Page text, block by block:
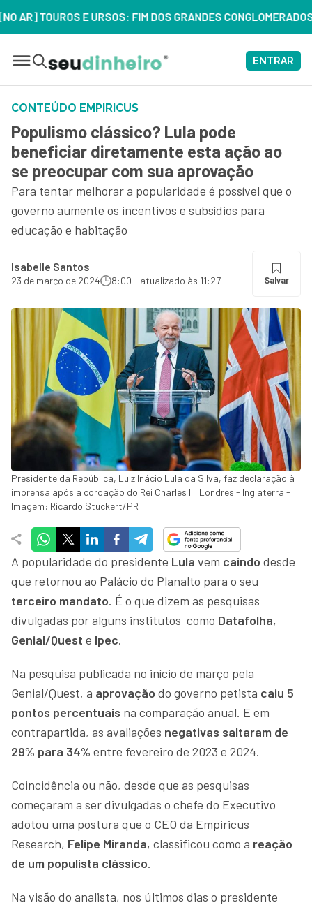
E URSOS:FIM DOS GRANDES CONGLOMERADOS NO
ENTRAR
CONTEÚDO EMPIRICUS
Populismo clássico? Lula pode
beneficiar diretamente esta ação ao
se preocupar com sua aprovação
Para tentar melhorar a popularidade é possível que o
governo aumente os incentivos e subsídios para
educação e habitação
Isabelle Santos
23 de março de 2024 8:00 - atualizado às 11:27 Salvar
Presidente da República, Luiz Inácio Lula da Silva, faz declaração à
imprensa após a coroação do Rei Charles III. Londres - Inglaterra -
Imagem: Ricardo Stuckert/PR
A popularidade do presidente Lula vem caindo desde
que retornou ao Palácio do Planalto para o seu
terceiro mandato. É o que dizem as pesquisas
divulgadas por alguns institutos como Datafolha,
Genial/Quest e Ipec.
Na pesquisa publicada no início de março pela
Genial/Quest, a aprovação do governo petista caiu 5
pontos percentuais na comparação anual. E em
contrapartida, as avaliações negativas saltaram de
29% para 34% entre fevereiro de 2023 e 2024.
Coincidência ou não, desde que as pesquisas
começaram a ser divulgadas o chefe do Executivo
adotou uma postura que o CEO da Empiricus
Research, Felipe Miranda, classificou como a reação
de um populista clássico.
Na visão do analista, nos últimos dias o presidente